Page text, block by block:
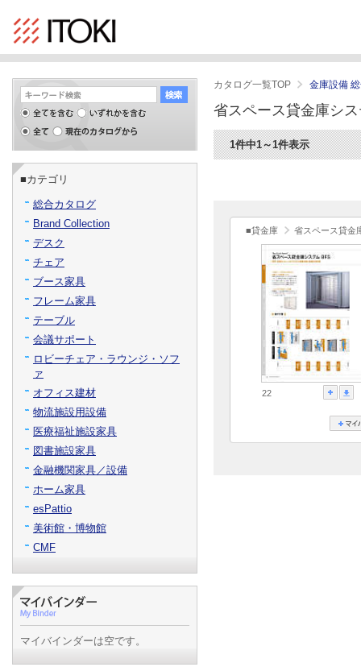
カタログ一覧TOP 金庫設備
省スペース貸金庫シ
1件中1～1件表示
■貸金庫 省スペース貸
22
■カテゴリ
総合カタログ
Brand Collection
デスク
チェア
ブース家具
フレーム家具
テーブル
会議サポート
ロビーチェア・ラウンジ・ソフ
ァ
オフィス建材
物流施設用設備
医療福祉施設家具
図書施設家具
金融機関家具／設備
ホーム家具
esPattio
美術館・博物館
CMF
マイバインダーは空です。